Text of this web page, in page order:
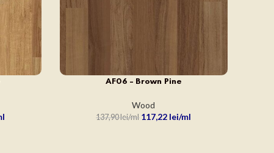
ADAUGĂ ÎN COȘAF06 – Brown Pine
Wood
137,90lei 117,22 lei